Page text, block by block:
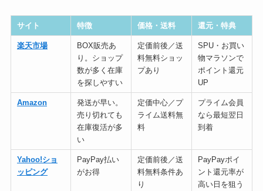
サイト 特徴 価格・送料 還元・特典
楽天市場
BOX販売あ
り。ショップ
数が多く在庫
を探しやすい
定価前後／送
料無料ショッ
プあり
SPU・お買い
物マラソンで
ポイント還元
UP
Amazon
発送が早い。
売り切れても
在庫復活が多
い
定価中心／プ
ライム送料無
料
プライム会員
なら最短翌日
到着
Yahoo!ショ
ッピング
PayPay払い
がお得
定価前後／送
料無料条件あ
り
PayPayポイ
ント還元率が
高い日を狙う